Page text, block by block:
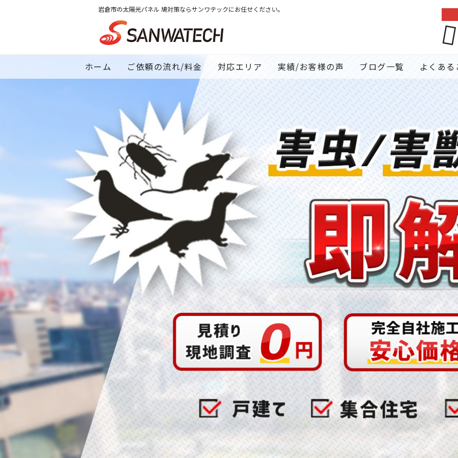
岩倉市の太陽光パネル 鳩対策ならサンワテックにお任せください。
ホーム ご依頼の流れ/料金 対応エリア 実績/お客様の声 ブログ一覧 よくあ
2025/07/16 ハト対策の決定版！ご自宅をハトから守って平和に保つ秘訣とは